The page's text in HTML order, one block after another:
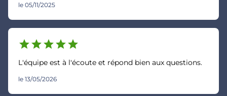
le 05/11/2025
starstarstarstarstar
L'équipe est à l'écoute et répond bien aux questions.
le 13/05/2026